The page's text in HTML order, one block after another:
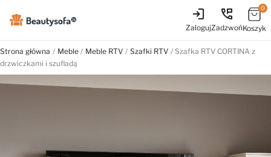
login
Zaloguj
perm_phone_msg
Zadzwoń
0
Koszyk
Strona główna Meble Meble RTV Szafki RTV
Szafka RTV CORTINA z
drzwiczkami i szufladą